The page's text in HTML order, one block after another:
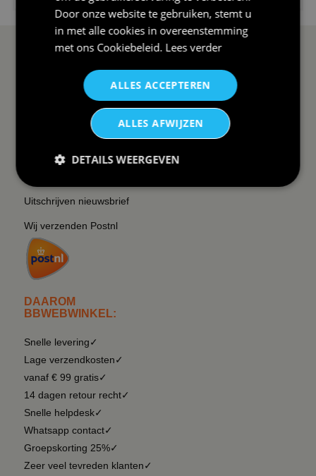
Veel gestelde vragen
Order Status
Uitschrijven nieuwsbrief
Wij verzenden Postnl
DAAROM
BBWEBWINKEL:
Snelle levering✓
Lage verzendkosten✓
vanaf € 99 gratis✓
14 dagen retour recht✓
Snelle helpdesk✓
Whatsapp contact✓
Groepskorting 25%✓
Zeer veel tevreden klanten✓
Sitemapping
Overzicht thema's
Overzicht rubrieken
Wat vinden klanten van ons
Door onze website te gebruiken, stemt u
in met alle cookies in overeenstemming
met ons Cookiebeleid. Lees verder
ALLES ACCEPTEREN
ALLES AFWIJZEN
DETAILS WEERGEVEN